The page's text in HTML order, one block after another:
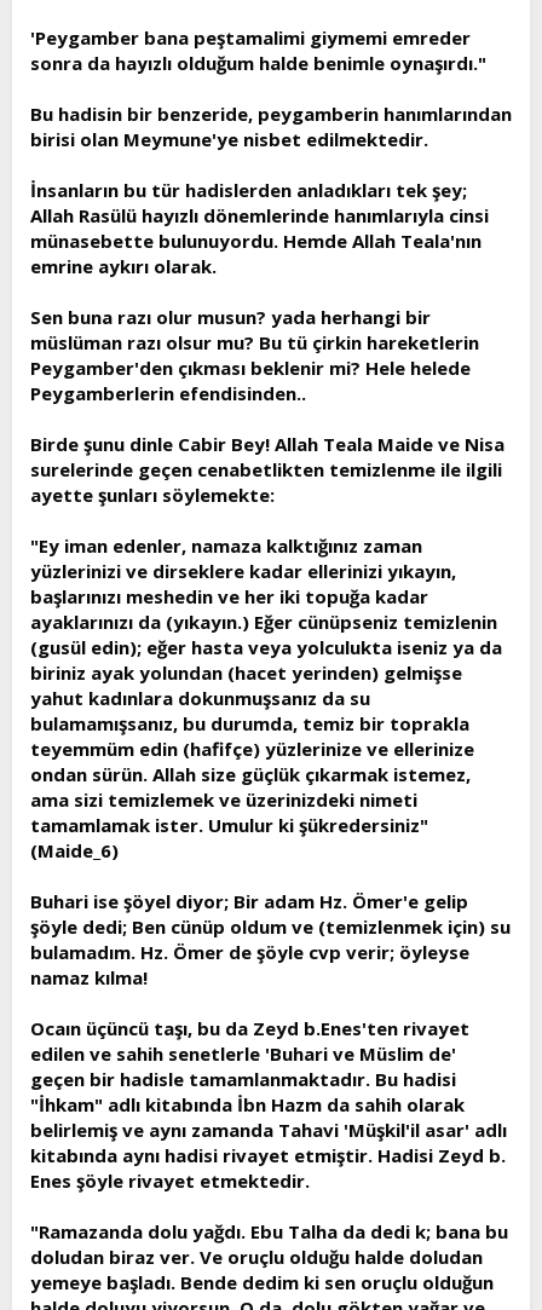
'Peygamber bana peştamalimi giymemi emreder
sonra da hayızlı olduğum halde benimle oynaşırdı."
Bu hadisin bir benzeride, peygamberin hanımlarından
birisi olan Meymune'ye nisbet edilmektedir.
İnsanların bu tür hadislerden anladıkları tek şey;
Allah Rasülü hayızlı dönemlerinde hanımlarıyla cinsi
münasebette bulunuyordu. Hemde Allah Teala'nın
emrine aykırı olarak.
Sen buna razı olur musun? yada herhangi bir
müslüman razı olsur mu? Bu tü çirkin hareketlerin
Peygamber'den çıkması beklenir mi? Hele helede
Peygamberlerin efendisinden..
Birde şunu dinle Cabir Bey! Allah Teala Maide ve Nisa
surelerinde geçen cenabetlikten temizlenme ile ilgili
ayette şunları söylemekte:
"Ey iman edenler, namaza kalktığınız zaman
yüzlerinizi ve dirseklere kadar ellerinizi yıkayın,
başlarınızı meshedin ve her iki topuğa kadar
ayaklarınızı da (yıkayın.) Eğer cünüpseniz temizlenin
(gusül edin); eğer hasta veya yolculukta iseniz ya da
biriniz ayak yolundan (hacet yerinden) gelmişse
yahut kadınlara dokunmuşsanız da su
bulamamışsanız, bu durumda, temiz bir toprakla
teyemmüm edin (hafifçe) yüzlerinize ve ellerinize
ondan sürün. Allah size güçlük çıkarmak istemez,
ama sizi temizlemek ve üzerinizdeki nimeti
tamamlamak ister. Umulur ki şükredersiniz"
(Maide_6)
Buhari ise şöyel diyor; Bir adam Hz. Ömer'e gelip
şöyle dedi; Ben cünüp oldum ve (temizlenmek için) su
bulamadım. Hz. Ömer de şöyle cvp verir; öyleyse
namaz kılma!
Ocaın üçüncü taşı, bu da Zeyd b.Enes'ten rivayet
edilen ve sahih senetlerle 'Buhari ve Müslim de'
geçen bir hadisle tamamlanmaktadır. Bu hadisi
"İhkam" adlı kitabında İbn Hazm da sahih olarak
belirlemiş ve aynı zamanda Tahavi 'Müşkil'il asar' adlı
kitabında aynı hadisi rivayet etmiştir. Hadisi Zeyd b.
Enes şöyle rivayet etmektedir.
"Ramazanda dolu yağdı. Ebu Talha da dedi k; bana bu
doludan biraz ver. Ve oruçlu olduğu halde doludan
yemeye başladı. Bende dedim ki sen oruçlu olduğun